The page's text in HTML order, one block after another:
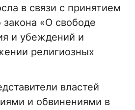
в связи с принятием
закона «О свободе
и убеждений и
религиозных
властей
и обвинениями в